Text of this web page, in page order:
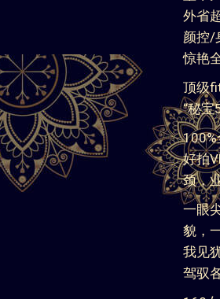
体重
胸围
年龄
国籍
头等
是否
OD
墨市
外省
颜控/
惊艳
顶级
“秘宝